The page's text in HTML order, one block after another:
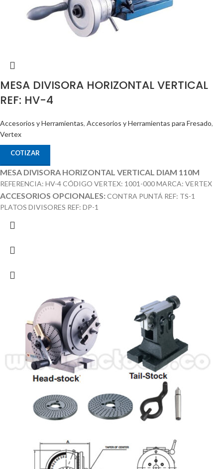
MESA DIVISORA HORIZONTAL VERTICAL
REF: HV-4
Accesorios y Herramientas, Accesorios y Herramientas para Fresado,
Vertex
COTIZAR
MESA DIVISORA HORIZONTAL VERTICAL DIAM 110M
REFERENCIA: HV-4 CÓDIGO VERTEX: 1001-000 MARCA: VERTEX
ACCESORIOS OPCIONALES:CONTRA PUNTÁ REF: TS-1
PLATOS DIVISORES REF: DP-1